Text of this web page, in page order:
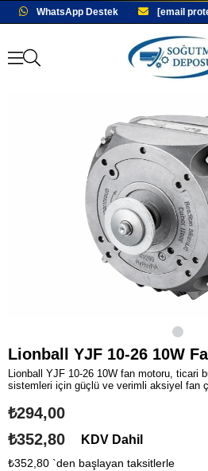
WhatsApp Destek [email
Lionball YJF 10-26 10W
Lionball YJF 10-26 10W fan motoru, ticari
sistemleri için güçlü ve verimli aksiyel fan
₺294,00
KDV Dahil
₺352,80
₺352,80 `den başlayan taksitlerle